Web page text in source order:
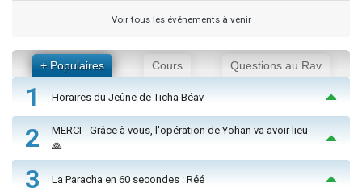
Voir tous les événements à venir
+ Populaires Cours Questions au Rav
1 Horaires du Jeûne de Ticha Béav
2
MERCI - Grâce à vous, l'opération de Yohan va avoir lieu
🙏
3 La Paracha en 60 secondes : Réé